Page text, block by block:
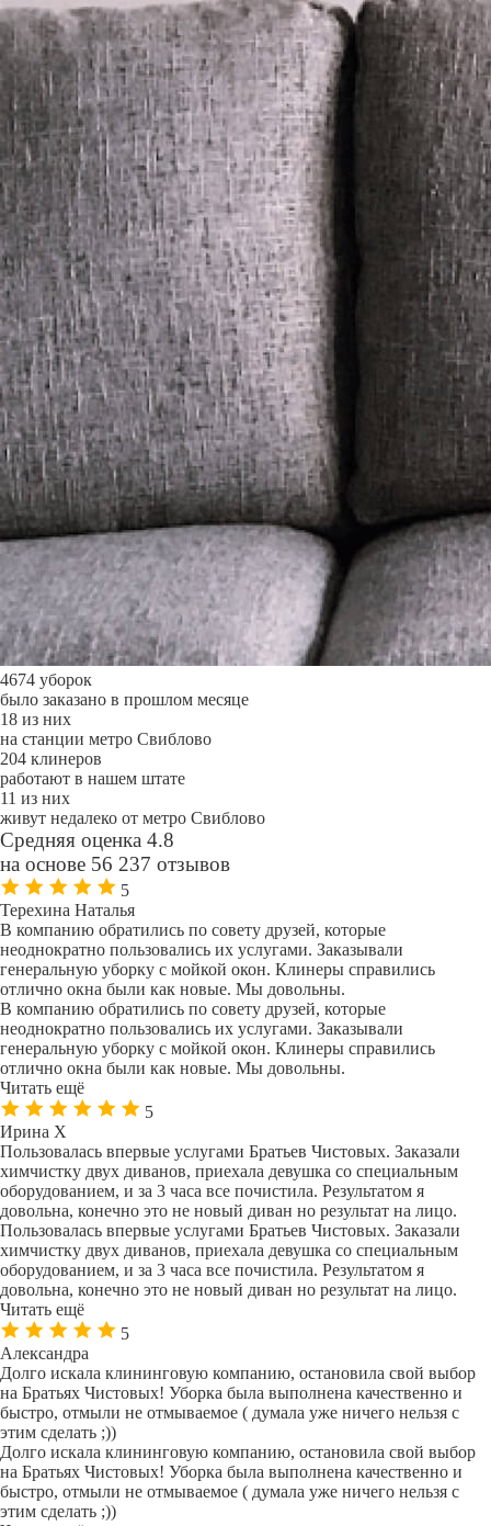
4674 уборок
было заказано в прошлом месяце
18 из них
на станции метро Свиблово
204 клинеров
работают в нашем штате
11 из них
живут недалеко от метро Свиблово
Средняя оценка 4.8
на основе 56 237 отзывов
5
Терехина Наталья
В компанию обратились по совету друзей, которые
неоднократно пользовались их услугами. Заказывали
генеральную уборку с мойкой окон. Клинеры справились
отлично окна были как новые. Мы довольны.
В компанию обратились по совету друзей, которые
неоднократно пользовались их услугами. Заказывали
генеральную уборку с мойкой окон. Клинеры справились
отлично окна были как новые. Мы довольны.
Читать ещё
5
Ирина Х
Пользовалась впервые услугами Братьев Чистовых. Заказали
химчистку двух диванов, приехала девушка со специальным
оборудованием, и за 3 часа все почистила. Результатом я
довольна, конечно это не новый диван но результат на лицо.
Пользовалась впервые услугами Братьев Чистовых. Заказали
химчистку двух диванов, приехала девушка со специальным
оборудованием, и за 3 часа все почистила. Результатом я
довольна, конечно это не новый диван но результат на лицо.
Читать ещё
5
Александра
Долго искала клининговую компанию, остановила свой выбор
на Братьях Чистовых! Уборка была выполнена качественно и
быстро, отмыли не отмываемое ( думала уже ничего нельзя с
этим сделать ;))
Долго искала клининговую компанию, остановила свой выбор
на Братьях Чистовых! Уборка была выполнена качественно и
быстро, отмыли не отмываемое ( думала уже ничего нельзя с
этим сделать ;))